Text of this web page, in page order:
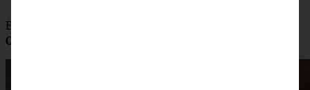
Ein heißer Favorit von Euch und auch von mir ist der
Carrot Cake Cheesecake